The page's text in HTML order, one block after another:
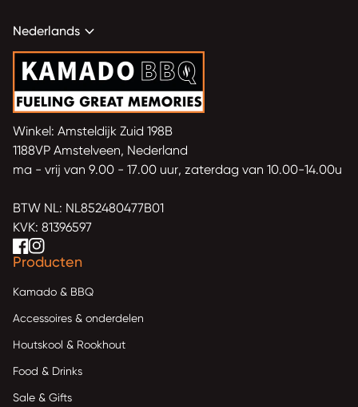
Nederlands expand_more
Home
Winkel: Amsteldijk Zuid 198B
1188VP Amstelveen, Nederland
ma - vrij van 9.00 - 17.00 uur, zaterdag van 10.00-14.00u
BTW NL: NL852480477B01
KVK: 81396597
Facebook
(link opent in nieuw tabblad/venster)
(link opent in nieuw tabblad/venster)
(link opent in nieuw tabblad/venster)
Instagram
(link opent in nieuw tabblad/venster)
(link opent in nieuw tabblad/venster)
(link opent in nieuw tabblad/venster)
Producten
Kamado & BBQ
Accessoires & onderdelen
Houtskool & Rookhout
Food & Drinks
Sale & Gifts